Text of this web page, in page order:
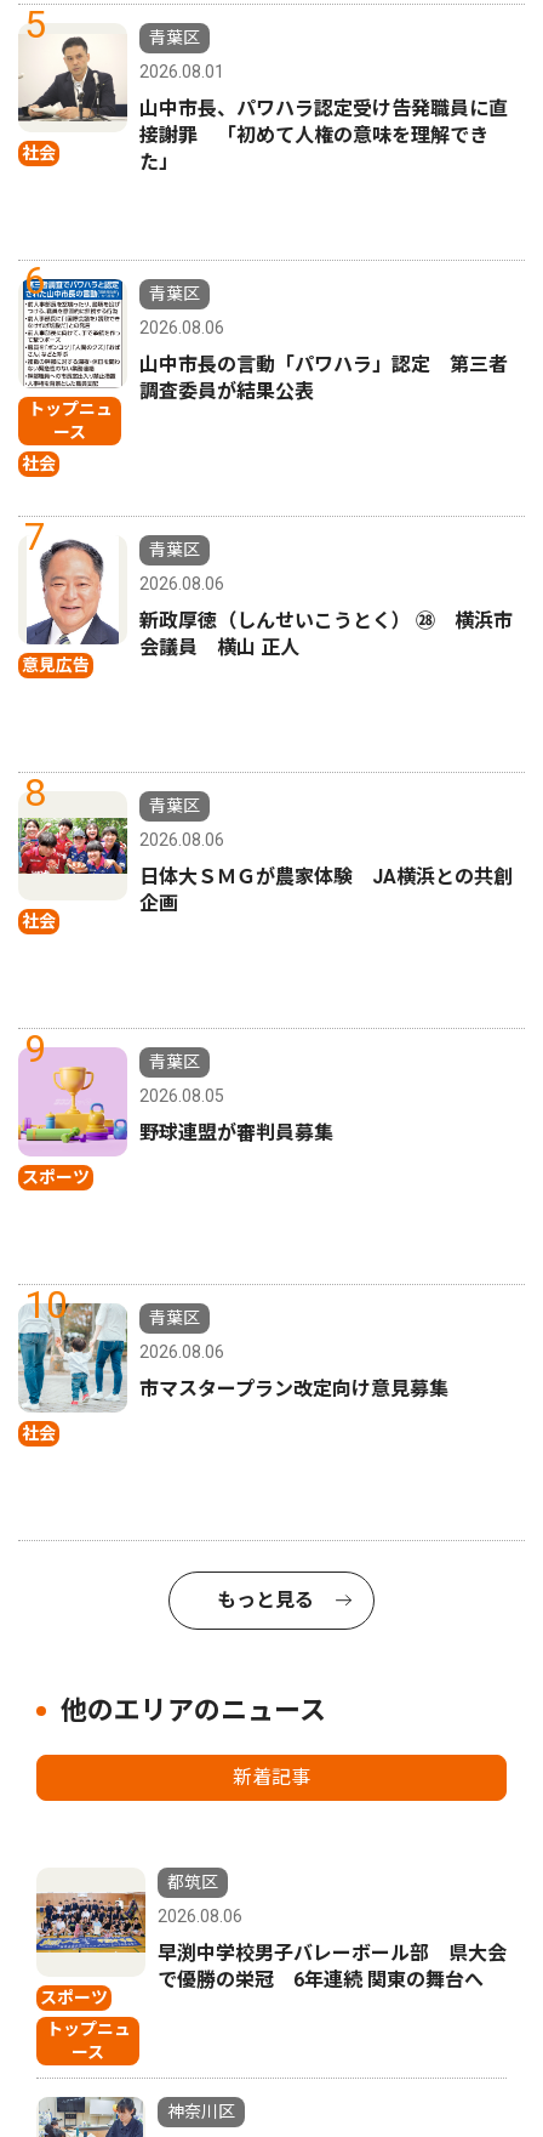
5
社会
青葉区
2026.08.01
山中市長、パワハラ認定受け告発職員に直
接謝罪 「初めて人権の意味を理解でき
た」
6
トップニュ
ース
社会
青葉区
2026.08.06
山中市長の言動「パワハラ」認定 第三者
調査委員が結果公表
7
意見広告
青葉区
2026.08.06
新政厚徳（しんせいこうとく） ㉘ 横浜市
会議員 横山 正人
8
社会
青葉区
2026.08.06
日体大ＳＭＧが農家体験 JA横浜との共創
企画
9
スポーツ
青葉区
2026.08.05
野球連盟が審判員募集
10
社会
青葉区
2026.08.06
市マスタープラン改定向け意見募集
もっと見る
他のエリアのニュース
新着記事
スポーツ
トップニュ
ース
都筑区
2026.08.06
早渕中学校男子バレーボール部 県大会
で優勝の栄冠 6年連続 関東の舞台へ
神奈川区